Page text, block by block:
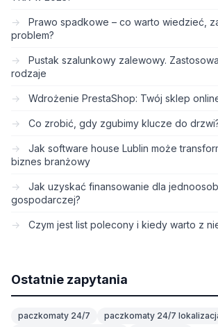
Prawo spadkowe – co warto wiedzieć,
problem?
Pustak szalunkowy zalewowy.
rodzaje
Wdrożenie PrestaShop: Twój sklep
Co zrobić, gdy zgubimy klucze do
Jak software house Lublin może
biznes branżowy
Jak uzyskać finansowanie dla
gospodarczej?
Czym jest list polecony i kiedy warto z
Ostatnie zapytania
paczkomaty 24/7
paczkomaty 24/7